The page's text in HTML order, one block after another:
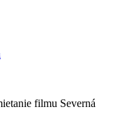
filmu Severná